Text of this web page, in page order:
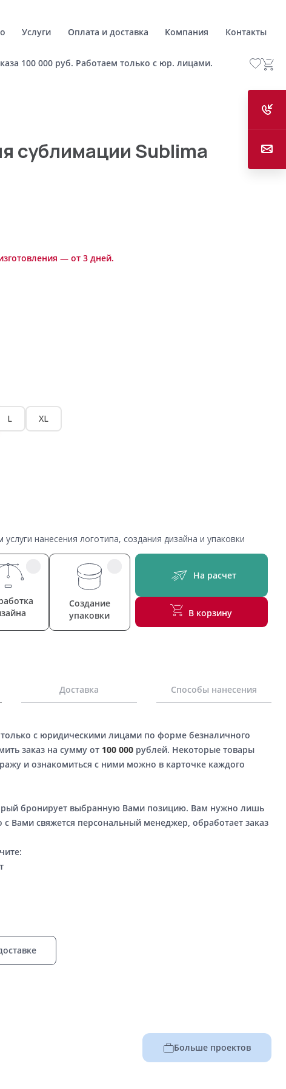
Услуги Оплата и доставка Компания Контакты
100 000 руб. Работаем только с юр. лицами.
сублимации Sublima
— от 3 дней.
L XL
нанесения логотипа, создания дизайна и упаковки
Создание
упаковки
На расчет
В корзину
Доставка Способы нанесения
с юридическими лицами по форме безналичного
заказ на сумму от 100 000рублей. Некоторые товары
и ознакомиться с ними можно в карточке каждого
бронирует выбранную Вами позицию. Вам нужно лишь
с Вами свяжется персональный менеджер, обработает заказ
Больше проектов